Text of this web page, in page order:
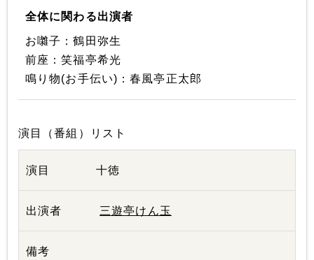
全体に関わる出演者
お囃子：鶴田弥生
前座：笑福亭希光
鳴り物(お手伝い)：春風亭正太郎
演目（番組）リスト
十徳
三遊亭けん玉